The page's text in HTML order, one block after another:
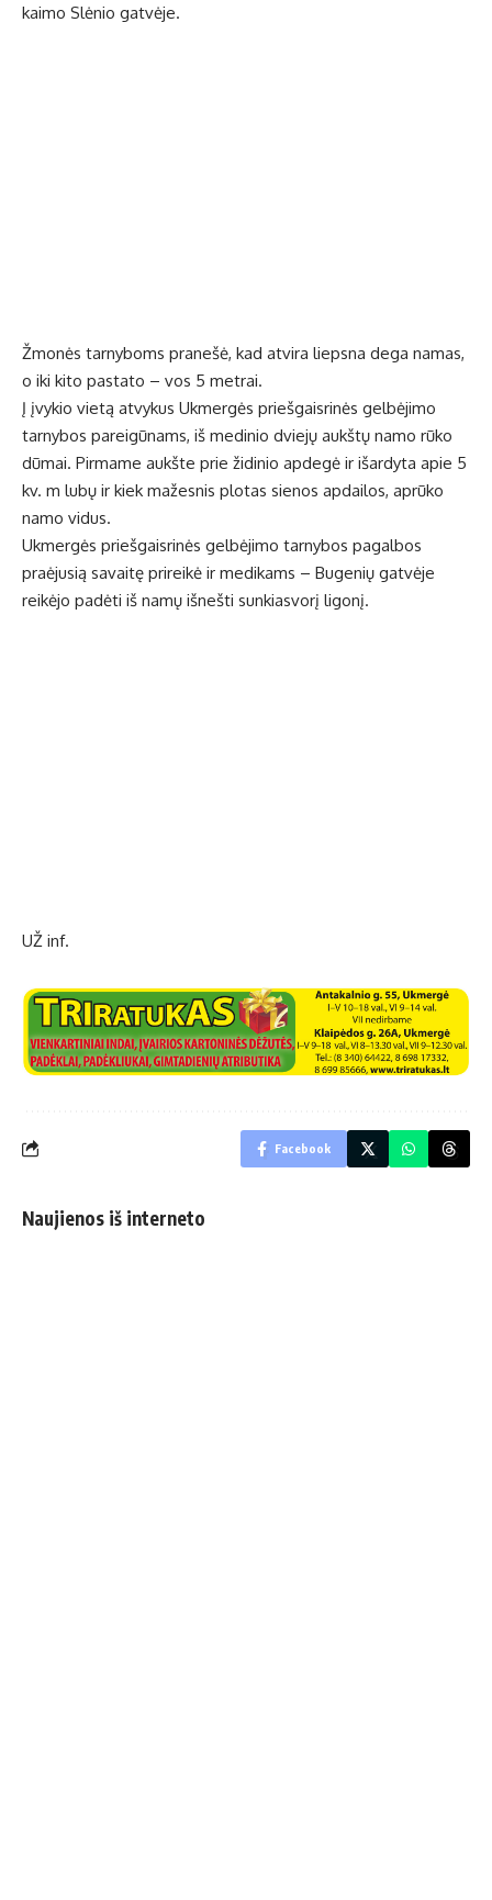
kaimo Slėnio gatvėje.
Žmonės tarnyboms pranešė, kad atvira liepsna dega namas,
o iki kito pastato – vos 5 metrai.
Į įvykio vietą atvykus Ukmergės priešgaisrinės gelbėjimo
tarnybos pareigūnams, iš medinio dviejų aukštų namo rūko
dūmai. Pirmame aukšte prie židinio apdegė ir išardyta apie 5
kv. m lubų ir kiek mažesnis plotas sienos apdailos, aprūko
namo vidus.
Ukmergės priešgaisrinės gelbėjimo tarnybos pagalbos
praėjusią savaitę prireikė ir medikams – Bugenių gatvėje
reikėjo padėti iš namų išnešti sunkiasvorį ligonį.
UŽ inf.
Facebook
Naujienos iš interneto